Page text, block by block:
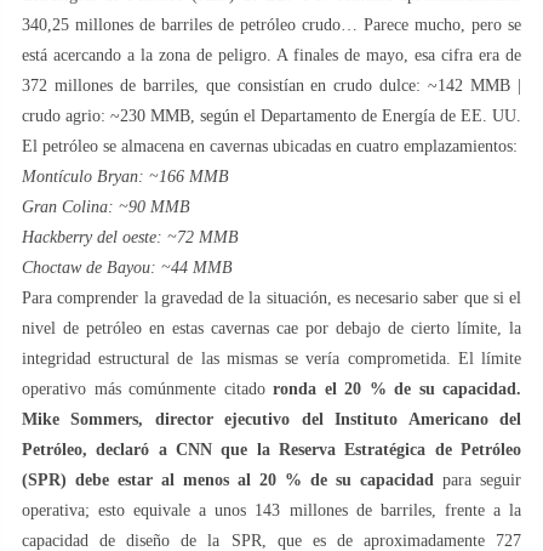
340,25 millones de barriles de petróleo crudo… Parece mucho, pero se
está acercando a la zona de peligro. A finales de mayo, esa cifra era de
372 millones de barriles, que consistían en crudo dulce: ~142 MMB |
crudo agrio: ~230 MMB, según el Departamento de Energía de EE. UU.
El petróleo se almacena en cavernas ubicadas en cuatro emplazamientos:
Montículo Bryan: ~166 MMB
Gran Colina: ~90 MMB
Hackberry del oeste: ~72 MMB
Choctaw de Bayou: ~44 MMB
Para comprender la gravedad de la situación, es necesario saber que si el
nivel de petróleo en estas cavernas cae por debajo de cierto límite, la
integridad estructural de las mismas se vería comprometida. El límite
operativo más comúnmente citado ronda el 20 % de su capacidad.
Mike Sommers, director ejecutivo del Instituto Americano del
Petróleo, declaró a CNN que la Reserva Estratégica de Petróleo
(SPR) debe estar al menos al 20 % de su capacidad
para seguir
operativa; esto equivale a unos 143 millones de barriles, frente a la
capacidad de diseño de la SPR, que es de aproximadamente 727